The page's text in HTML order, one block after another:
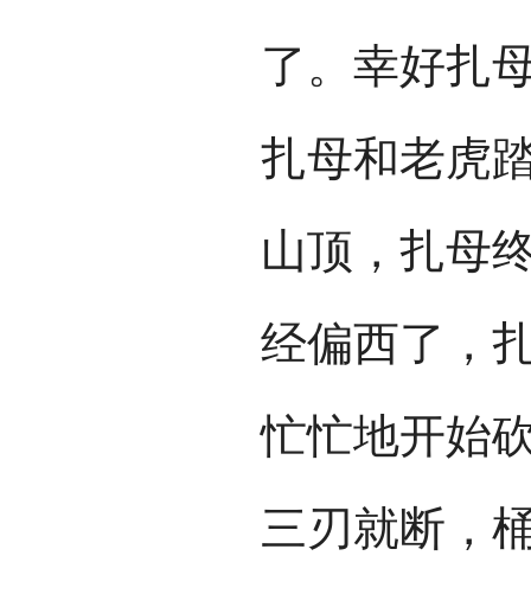
了。幸好扎
扎母和老虎
山顶，扎母
经偏西了，
忙忙地开始
三刃就断，